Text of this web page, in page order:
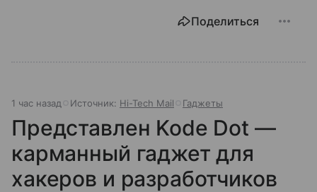
Поделиться
1 час назад Источник: Hi-Tech Mail Гаджеты
Представлен Kode Dot —
карманный гаджет для
хакеров и разработчиков